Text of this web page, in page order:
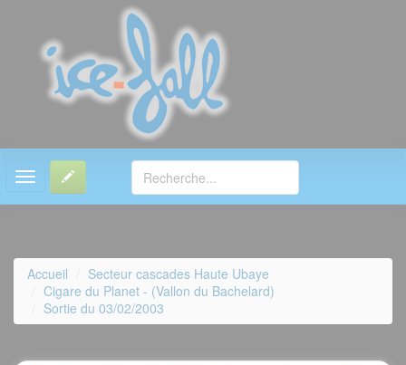
MENU
Accueil
Secteur cascades Haute Ubaye
Cigare du Planet - (Vallon du Bachelard)
Sortie du 03/02/2003